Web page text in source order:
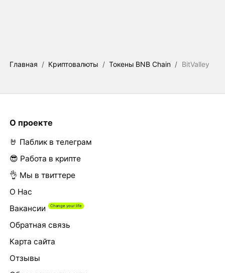
Главная / Криптовалюты / Токены BNB Chain / BitValley
О проекте
🤘 Паблик в телеграм
😎 Работа в крипте
👌 Мы в твиттере
О Нас
Вакансии
Обратная связь
Карта сайта
Отзывы